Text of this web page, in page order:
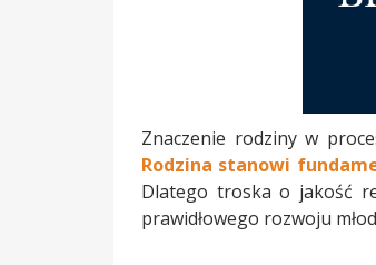
Znaczenie rodziny w
Rodzina stanowi
Dlatego troska o jakość
prawidłowego rozwoju